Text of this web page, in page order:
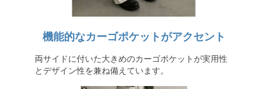
機能的なカーゴポケットがアクセント
両サイドに付いた大きめのカーゴポケットが実用性
とデザイン性を兼ね備えています。